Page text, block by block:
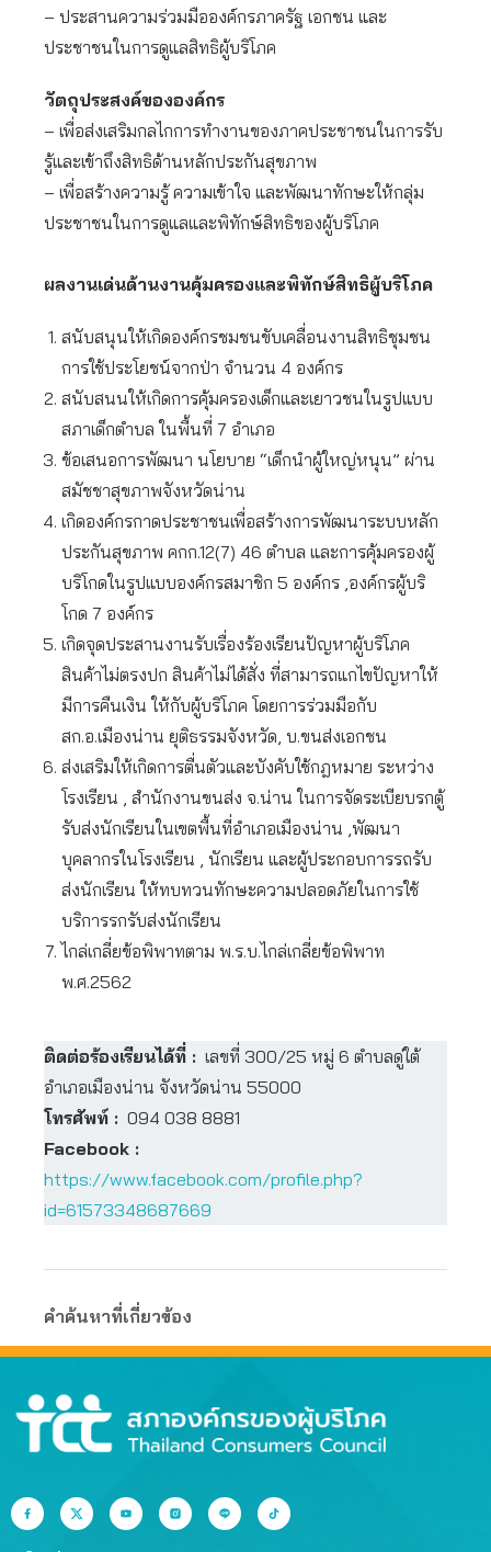
– ประสานความร่วมมือองค์กรภาครัฐ เอกชน และ
ประชาชนในการดูแลสิทธิผู้บริโภค
วัตถุประสงค์ขององค์กร
– เพื่อส่งเสริมกลไกการทำงานของภาคประชาชนในการรับ
รู้และเข้าถึงสิทธิด้านหลักประกันสุขภาพ
– เพื่อสร้างความรู้ ความเข้าใจ และพัฒนาทักษะให้กลุ่ม
ประชาชนในการดูแลและพิทักษ์สิทธิของผู้บริโภค
ผลงานเด่นด้านงานคุ้มครองและพิทักษ์สิทธิผู้บริโภค
สนับสนุนให้เกิดองค์กรชมชนขับเคลื่อนงานสิทธิชุมชน
การใช้ประโยชน์จากป่า จำนวน 4 องค์กร
สนับสนนให้เกิดการคุ้มครองเด็กและเยาวชนในรูปแบบ
สภาเด็กตำบล ในพื้นที่ 7 อำเภอ
ข้อเสนอการพัฒนา นโยบาย “เด็กนำผู้ใหญ่หนุน” ผ่าน
สมัชชาสุขภาพจังหวัดน่าน
เกิดองค์กรกาดประชาชนเพื่อสร้างการพัฒนาระบบหลัก
ประกันสุขภาพ คกก.12(7) 46 ตำบล และการคุ้มครองผู้
บริโกดในรูปแบบองค์กรสมาชิก 5 องค์กร ,องค์กรผู้บริ
โกด 7 องค์กร
เกิดจุดประสานงานรับเรื่องร้องเรียนปัญหาผู้บริโภค
สินค้าไม่ตรงปก สินค้าไม่ได้สั่ง ที่สามารถแกไขปัญหาให้
มีการคืนเงิน ให้กับผู้บริโภค โดยการร่วมมือกับ
สก.อ.เมืองน่าน ยุติธรรมจังหวัด, บ.ขนส่งเอกชน
ส่งเสริมให้เกิดการตื่นตัวและบังคับใช้กฎหมาย ระหว่าง
โรงเรียน , สำนักงานขนส่ง จ.น่าน ในการจัดระเบียบรกตู้
รับส่งนักเรียนในเขตพื้นที่อำเภอเมืองน่าน ,พัฒนา
บุคลากรในโรงเรียน , นักเรียน และผู้ประกอบการรถรับ
ส่งนักเรียน ให้ทบทวนทักษะความปลอดภัยในการใช้
บริการรกรับส่งนักเรียน
ไกล่เกลี่ยข้อพิพาทตาม พ.ร.บ.ไกล่เกลี่ยข้อพิพาท
พ.ศ.2562
ติดต่อร้องเรียนได้ที่ : เลขที่ 300/25 หมู่ 6 ตำบลดู่ใต้
อำเภอเมืองน่าน จังหวัดน่าน 55000
โทรศัพท์ : 094 038 8881
Facebook :
https://www.facebook.com/profile.php?
id=61573348687669
คำค้นหาที่เกี่ยวข้อง